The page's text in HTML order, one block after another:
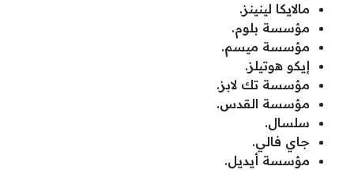
مالايكا لينينز.
مؤسسة بلوم.
مؤسسة ميسم.
إيكو هوتيلز.
مؤسسة تك لابز.
مؤسسة القدس.
سلسال.
جاي فالي.
مؤسسة أيديل.